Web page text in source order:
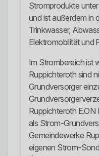
Stromprodukte
und ist außerdem in
Trinkwasser,
Elektromobilität und
Im Strombereich ist
Ruppichteroth sind
Grundversorger
Ruppichteroth E.ON
als Strom-
Gemeindewerke
eigenen Strom-